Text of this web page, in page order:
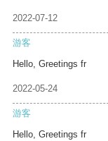
2022-07-12
游客
Hello, Greetings fr
2022-05-24
游客
Hello, Greetings fr